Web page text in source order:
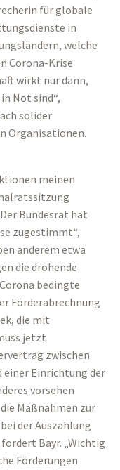
für globale
in
welche
Corona-Krise
wirkt nur dann,
Not sind“,
solider
Organisationen.
meinen
Bundesrat hat
zugestimmt“,
anderem etwa
die drohende
bedingte
Förderabrechnung
die mit
jetzt
zwischen
einer Einrichtung der
vorsehen
Maßnahmen zur
der Auszahlung
Bayr. „Wichtig
Förderungen